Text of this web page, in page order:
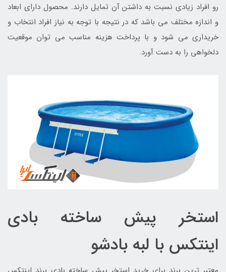
رو افراد زیادی نسبت به داشتن آن تمایل دارند. محصول دارای ابعاد
و اندازه مختلف می باشد که در نتیجه با توجه به نیاز افراد انتخاب و
خریداری می شود و با پرداخت هزینه مناسب می توان موقعیت
دلخواهی را به دست آورد.
استخر پیش ساخته بادی
اینتکس با لبه بادشو